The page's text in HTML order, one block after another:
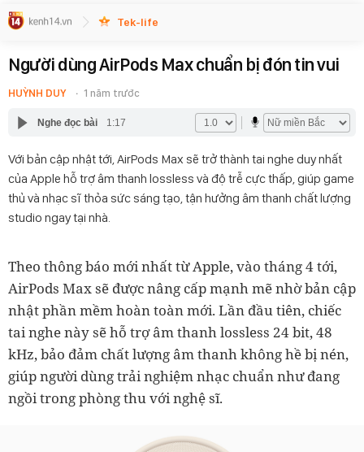
Tek-life
Người dùng AirPods Max chuẩn bị đón tin vui
HUỲNH DUY 1 năm trước
Nghe đọc bài 1:17
Với bản cập nhật tới, AirPods Max sẽ trở thành tai nghe duy nhất
của Apple hỗ trợ âm thanh lossless và độ trễ cực thấp, giúp game
thủ và nhạc sĩ thỏa sức sáng tạo, tận hưởng âm thanh chất lượng
studio ngay tại nhà.
Theo thông báo mới nhất từ Apple, vào tháng 4 tới,
AirPods Max sẽ được nâng cấp mạnh mẽ nhờ bản cập
nhật phần mềm hoàn toàn mới. Lần đầu tiên, chiếc
tai nghe này sẽ hỗ trợ âm thanh lossless 24 bit, 48
kHz, bảo đảm chất lượng âm thanh không hề bị nén,
giúp người dùng trải nghiệm nhạc chuẩn như đang
ngồi trong phòng thu với nghệ sĩ.